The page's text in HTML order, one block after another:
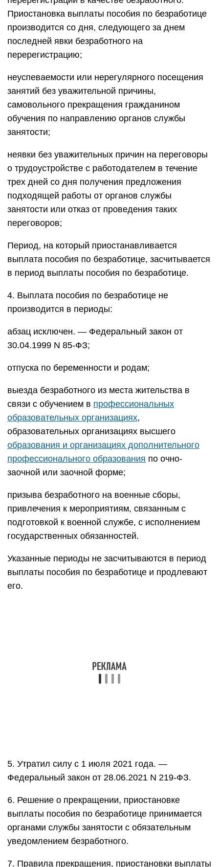
Приостановка выплаты пособия по безработице
производится со дня, следующего за днем
последней явки безработного на
перерегистрацию;
неуспеваемости или нерегулярного посещения
занятий без уважительной причины,
самовольного прекращения гражданином
обучения по направлению органов службы
занятости;
неявки без уважительных причин на переговоры
о трудоустройстве с работодателем в течение
трех дней со дня получения предложения
подходящей работы от органов службы
занятости или отказ от проведения таких
переговоров;
Период, на который приостанавливается
выплата пособия по безработице, засчитывается
в период выплаты пособия по безработице.
4. Выплата пособия по безработице не
производится в периоды:
абзац исключен. — Федеральный закон от
30.04.1999 N 85-ФЗ;
отпуска по беременности и родам;
выезда безработного из места жительства в
связи с обучением в профессиональных
образовательных организациях,
образовательных организациях высшего
образования и организациях дополнительного
профессионального образования по очно-
заочной или заочной форме;
призыва безработного на военные сборы,
привлечения к мероприятиям, связанным с
подготовкой к военной службе, с исполнением
государственных обязанностей.
Указанные периоды не засчитываются в период
выплаты пособия по безработице и продлевают
его.
5. Утратил силу с 1 июля 2021 года. —
Федеральный закон от 28.06.2021 N 219-ФЗ.
6. Решение о прекращении, приостановке
выплаты пособия по безработице принимается
органами службы занятости с обязательным
уведомлением безработного.
7. Правила прекращения, приостановки выплаты